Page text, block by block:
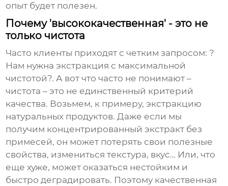
опыт будет полезен.
Почему 'высококачественная' - это не
только чистота
Часто клиенты приходят с четким запросом: ?
Нам нужна экстракция с максимальной
чистотой?. А вот что часто не понимают –
чистота – это не единственный критерий
качества. Возьмем, к примеру, экстракцию
натуральных продуктов. Даже если мы
получим концентрированный экстракт без
примесей, он может потерять свои полезные
свойства, измениться текстура, вкус… Или, что
еще хуже, может оказаться нестойким и
быстро деградировать. Поэтому качественная